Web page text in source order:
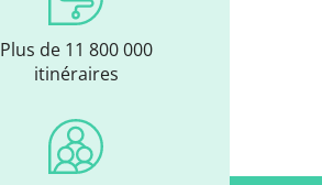
Plus de 11 800 000
itinéraires